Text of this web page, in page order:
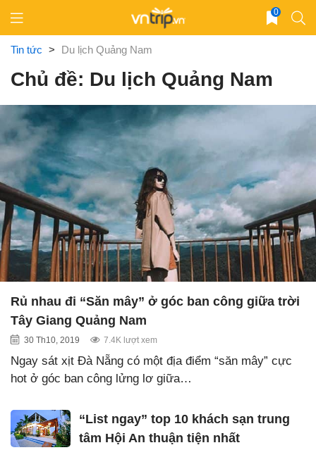
content
0
Tin tức > Du lịch Quảng Nam
Chủ đề: Du lịch Quảng Nam
Rủ nhau đi “Săn mây” ở góc ban công giữa trời
Tây Giang Quảng Nam
30 Th10, 2019 7.4K lượt xem
Ngay sát xịt Đà Nẵng có một địa điểm “săn mây” cực
hot ở góc ban công lửng lơ giữa…
“List ngay” top 10 khách sạn trung
tâm Hội An thuận tiện nhất